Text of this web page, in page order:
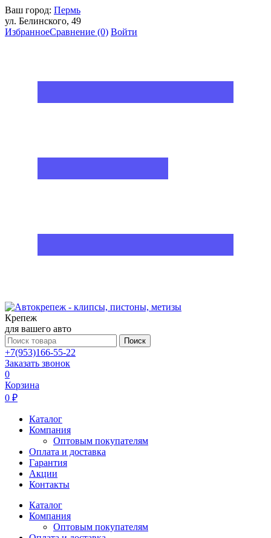
Ваш город: Пермь
ул. Белинского, 49
ИзбранноеСравнение (0) Войти
Крепеж
для вашего авто
Поиск
+7(953)166-55-22
Заказать звонок
0
Корзина
0 ₽
Каталог
Компания
Оптовым покупателям
Оплата и доставка
Гарантия
Акции
Контакты
Каталог
Компания
Оптовым покупателям